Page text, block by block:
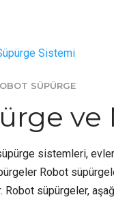
SÜPÜRGE
sistemleri,
Robot
süpürgeler,